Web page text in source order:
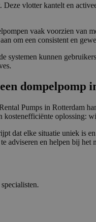
vlotter kantelt en
vaak voorzien van
om een consistent en
systemen kunnen
dompelpomp
Pumps in Rotterdam
kostenefficiënte oplossing:
dat elke situatie uniek is
adviseren en helpen bij het
_ga
bcookie
SRM_B
MR